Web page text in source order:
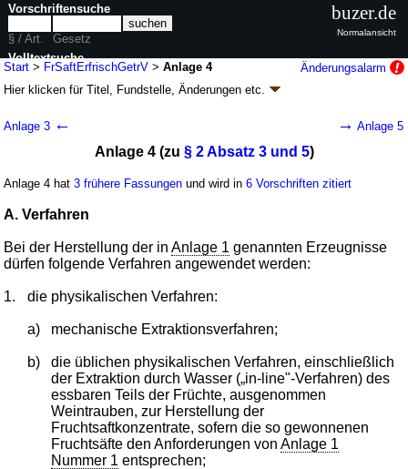
Start > FrSaftErfrischGetrV >Anlage 4
Änderungsalarm
Hier klicken fürTitel, Fundstelle, Änderungen etc.
Erfrischungsgetränkeverordnung
(FrSaftErfrischGetrV)
V. v. 24.05.2004BGBl. I S. 1016; zuletzt geändert durchArtikel 2V. v.
25.11.2025
BGBl. 2025 I Nr. 289
Geltung ab 28.05.2004; FNA: 2125-40-93
Bedarfsgegenstände
10 weitere Fassungen
| Drucksachen / Entwurf / Begründung
wird in 21 Vorschriften zitiert
Ordnungswidrigkeiten, Übergangsregelungen
Anlage 3 ← → Anlage 5
Anlage 4 (zu § 2 Absatz 3 und 5)
Anlage 4 hat3 frühere Fassungen und wird in6 Vorschriften zitiert
A. Verfahren
Bei der Herstellung der inAnlage 1 genannten Erzeugnisse
dürfen folgende Verfahren angewendet werden:
1. die physikalischen Verfahren:
a) mechanische Extraktionsverfahren;
b)
die üblichen physikalischen Verfahren, einschließlich
der Extraktion durch Wasser („in-line"-Verfahren) des
essbaren Teils der Früchte, ausgenommen
Weintrauben, zur Herstellung der
Fruchtsaftkonzentrate, sofern die so gewonnenen
Fruchtsäfte den Anforderungen von Anlage 1
Nummer 1 entsprechen;
Vorschriftensuche
§ / Art.
Gesetz
Volltextsuche
nur in FrSaftErfrischGetrV
buzer.de
Normalansicht